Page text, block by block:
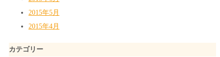
2015年5月
2015年4月
カテゴリー